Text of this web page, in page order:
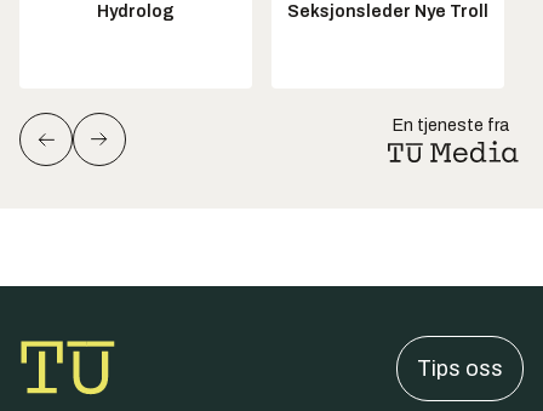
Hydrolog Seksjonsleder Nye Troll
En tjeneste fra
Tips oss